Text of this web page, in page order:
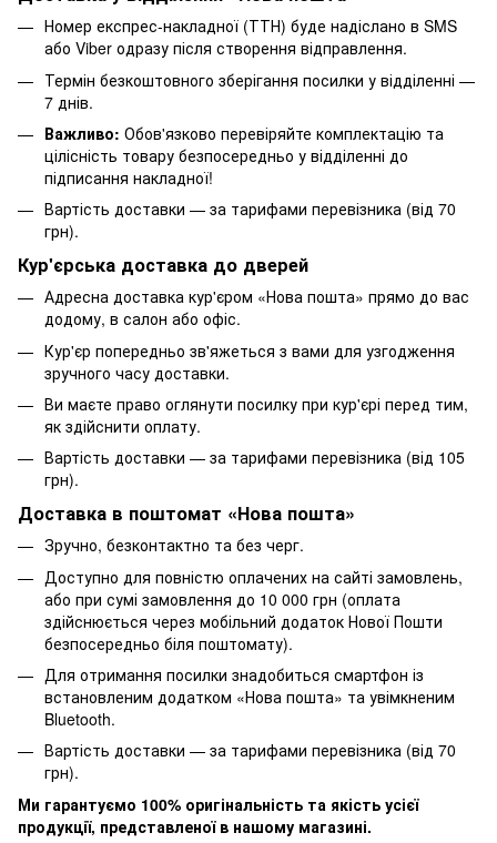
Номер експрес-накладної (ТТН) буде надіслано в SMS
або Viber одразу після створення відправлення.
Термін безкоштовного зберігання посилки у відділенні —
7 днів.
Важливо: Обов'язково перевіряйте комплектацію та
цілісність товару безпосередньо у відділенні до
підписання накладної!
Вартість доставки — за тарифами перевізника (від 70
грн).
Кур'єрська доставка до дверей
Адресна доставка кур'єром «Нова пошта» прямо до вас
додому, в салон або офіс.
Кур'єр попередньо зв'яжеться з вами для узгодження
зручного часу доставки.
Ви маєте право оглянути посилку при кур'єрі перед тим,
як здійснити оплату.
Вартість доставки — за тарифами перевізника (від 105
грн).
Доставка в поштомат «Нова пошта»
Зручно, безконтактно та без черг.
Доступно для повністю оплачених на сайті замовлень,
або при сумі замовлення до 10 000 грн (оплата
здійснюється через мобільний додаток Нової Пошти
безпосередньо біля поштомату).
Для отримання посилки знадобиться смартфон із
встановленим додатком «Нова пошта» та увімкненим
Bluetooth.
Вартість доставки — за тарифами перевізника (від 70
грн).
Ми гарантуємо 100% оригінальність та якість усієї
продукції, представленої в нашому магазині.